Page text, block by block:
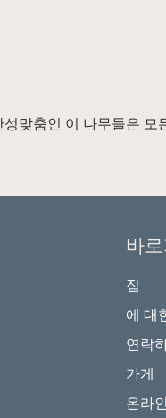
맞춤인 이 나무들은 모
바
집
에 대
연락
가게
온라